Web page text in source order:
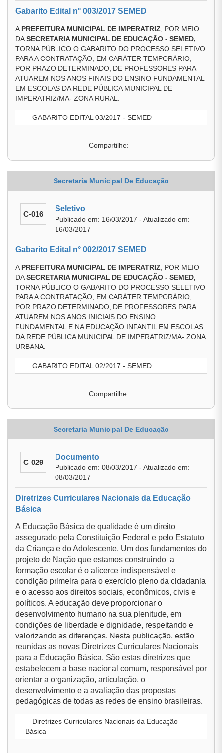
Gabarito Edital n° 003/2017 SEMED
A PREFEITURA MUNICIPAL DE IMPERATRIZ , POR MEIO
DASECRETARIA MUNICIPAL DE EDUCAÇÃO - SEMED,
TORNA PÚBLICO O GABARITO DO PROCESSO SELETIVO
PARA A CONTRATAÇÃO, EM CARÁTER TEMPORÁRIO,
POR PRAZO DETERMINADO, DE PROFESSORES PARA
ATUAREM NOS ANOS FINAIS DO ENSINO FUNDAMENTAL
EM ESCOLAS DA REDE PÚBLICA MUNICIPAL DE
IMPERATRIZ/MA- ZONA RURAL.
GABARITO EDITAL 03/2017 - SEMED
Compartilhe:
Secretaria Municipal De Educação
C-016
Seletivo
Publicado em: 16/03/2017 - Atualizado em:
16/03/2017
Gabarito Edital n° 002/2017 SEMED
A PREFEITURA MUNICIPAL DE IMPERATRIZ , POR MEIO
DASECRETARIA MUNICIPAL DE EDUCAÇÃO - SEMED,
TORNA PÚBLICO O GABARITO DO PROCESSO SELETIVO
PARA A CONTRATAÇÃO, EM CARÁTER TEMPORÁRIO,
POR PRAZO DETERMINADO, DE PROFESSORES PARA
ATUAREM NOS ANOS INICIAIS DO ENSINO
FUNDAMENTAL E NA EDUCAÇÃO INFANTIL EM ESCOLAS
DA REDE PÚBLICA MUNICIPAL DE IMPERATRIZ/MA- ZONA
URBANA.
GABARITO EDITAL 02/2017 - SEMED
Compartilhe:
Secretaria Municipal De Educação
C-029
Documento
Publicado em: 08/03/2017 - Atualizado em:
08/03/2017
Diretrizes Curriculares Nacionais da Educação
Básica
A Educação Básica de qualidade é um direito
assegurado pela Constituição Federal e pelo Estatuto
da Criança e do Adolescente. Um dos fundamentos do
projeto de Nação que estamos construindo, a
formação escolar é o alicerce indispensável e
condição primeira para o exercício pleno da cidadania
e o acesso aos direitos sociais, econômicos, civis e
políticos. A educação deve proporcionar o
desenvolvimento humano na sua plenitude, em
condições de liberdade e dignidade, respeitando e
valorizando as diferenças. Nesta publicação, estão
reunidas as novas Diretrizes Curriculares Nacionais
para a Educação Básica. São estas diretrizes que
estabelecem a base nacional comum, responsável por
orientar a organização, articulação, o
desenvolvimento e a avaliação das propostas
pedagógicas de todas as redes de ensino brasileiras
Diretrizes Curriculares Nacionais da Educação
Básica